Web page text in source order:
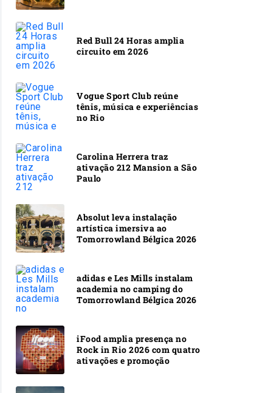
Red Bull 24 Horas amplia
circuito em 2026
Vogue Sport Club reúne
tênis, música e experiências
no Rio
Carolina Herrera traz
ativação 212 Mansion a São
Paulo
Absolut leva instalação
artística imersiva ao
Tomorrowland Bélgica 2026
adidas e Les Mills instalam
academia no camping do
Tomorrowland Bélgica 2026
iFood amplia presença no
Rock in Rio 2026 com quatro
ativações e promoção